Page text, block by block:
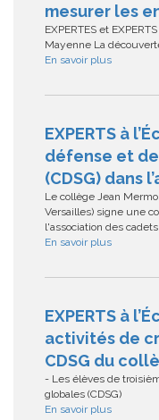
mesurer les
EXPERTES et
Mayenne La
En savoir plus
EXPERTS à
défense et
(CDSG) dans
Le collège Jean
Versailles) signe une
l'association des cadets
En savoir plus
EXPERTS à
activités de
CDSG du
- Les élèves de
globales (CDSG)
En savoir plus